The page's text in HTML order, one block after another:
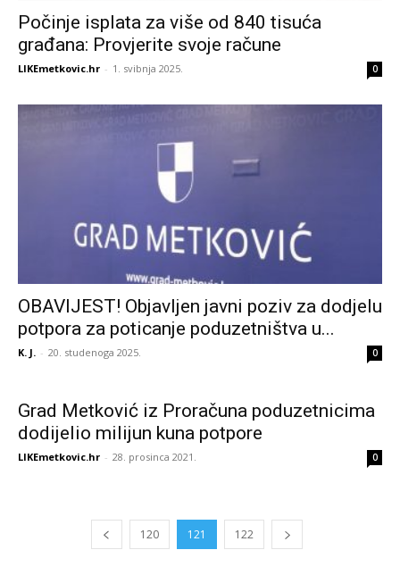
Počinje isplata za više od 840 tisuća
građana: Provjerite svoje račune
LIKEmetkovic.hr - 1. svibnja 2025. 0
OBAVIJEST! Objavljen javni poziv za dodjelu
potpora za poticanje poduzetništva u...
K. J. - 20. studenoga 2025. 0
Grad Metković iz Proračuna poduzetnicima
dodijelio milijun kuna potpore
LIKEmetkovic.hr - 28. prosinca 2021. 0
120 121 122